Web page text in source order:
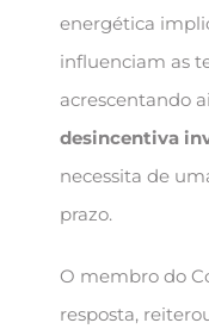
energética
influenciam as
acrescentando
desincentiva
necessita de
prazo.
O membro do
resposta,